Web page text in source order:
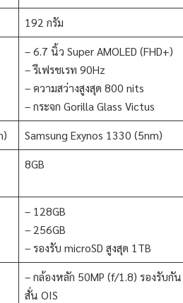
192 กรัม
– 6.7 นิ้ว Super AMOLED (FHD+)
– รีเฟรชเรท 90Hz
– ความสว่างสูงสุด 800 nits
– กระจก Gorilla Glass Victus
Samsung Exynos 1330 (5nm)
8GB
– 128GB
– 256GB
– รองรับ microSD สูงสุด 1TB
– กล้องหลัก 50MP (f/1.8) รองรับกัน
สั่น OIS